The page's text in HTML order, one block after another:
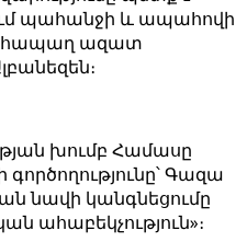
պահանջի և ապահովի
ազատ
խումբ Համասը
Գազա
նավի կանգնեցումը
ահաբեկչություն»։